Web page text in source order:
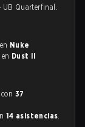
UB Quarterfinal.
en Nuke
en Dust II
con 37
14 asistencias.